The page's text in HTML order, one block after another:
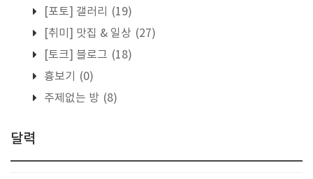
[포토] 갤러리
(19)
[취미] 맛집 & 일상 (27)
[토크] 블로그 (18)
흉보기
(0)
주제없는 방 (8)
달력